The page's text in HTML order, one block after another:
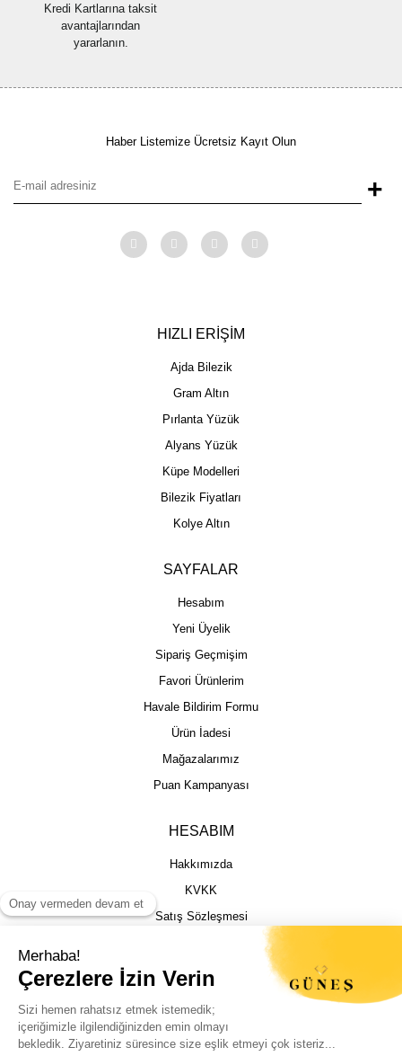
Kredi Kartlarına taksit
avantajlarından
yararlanın.
Haber Listemize Ücretsiz Kayıt Olun
+
HIZLI ERİŞİM
Ajda Bilezik
Gram Altın
Pırlanta Yüzük
Alyans Yüzük
Küpe Modelleri
Bilezik Fiyatları
Kolye Altın
SAYFALAR
Hesabım
Yeni Üyelik
Sipariş Geçmişim
Favori Ürünlerim
Havale Bildirim Formu
Ürün İadesi
Mağazalarımız
Puan Kampanyası
HESABIM
Hakkımızda
KVKK
Satış Sözleşmesi
İptal İade Şartları
Kargo Takibi